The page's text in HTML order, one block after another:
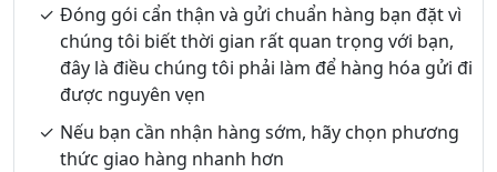
Đóng gói cẩn thận và gửi chuẩn hàng bạn đặt vì
chúng tôi biết thời gian rất quan trọng với bạn,
đây là điều chúng tôi phải làm để hàng hóa gửi đi
được nguyên vẹn
Nếu bạn cần nhận hàng sớm, hãy chọn phương
thức giao hàng nhanh hơn